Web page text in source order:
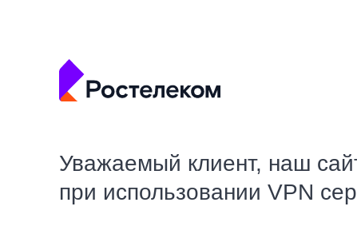
Уважаемый клиент, наш
при использовании VPN